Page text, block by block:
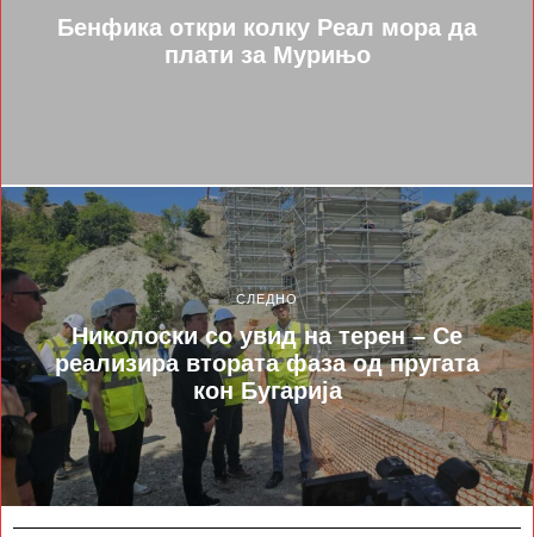
Бенфика откри колку Реал мора да
плати за Мурињо
СЛЕДНО
Николоски со увид на терен – Се
реализира втората фаза од пругата
кон Бугарија